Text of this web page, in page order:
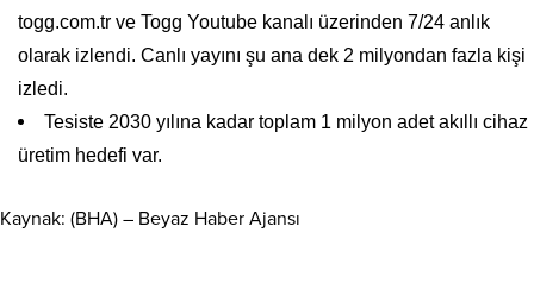
togg.com.tr ve Togg Youtube kanalı üzerinden 7/24 anlık
olarak izlendi. Canlı yayını şu ana dek 2 milyondan fazla kişi
izledi.
Tesiste 2030 yılına kadar toplam 1 milyon adet akıllı cihaz
üretim hedefi var.
Kaynak: (BHA) – Beyaz Haber Ajansı